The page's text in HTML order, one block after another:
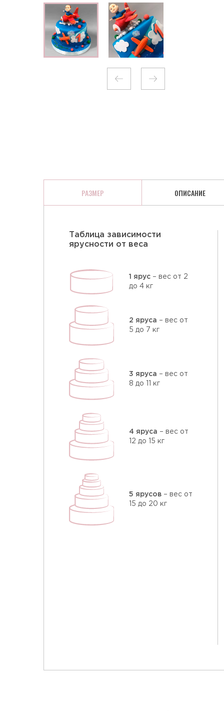
Специальные торты
Низкокалорийные и безглютеновые
КЛЮКВА В ШОКОЛАДЕ
РАЗМЕР ОПИСАНИЕ
Таблица зависимости
ярусности от веса
1 ярус – вес от 2
до 4 кг
2 яруса – вес от
5 до 7 кг
3 яруса – вес от
8 до 11 кг
4 яруса – вес от
12 до 15 кг
5 ярусов – вес от
15 до 20 кг